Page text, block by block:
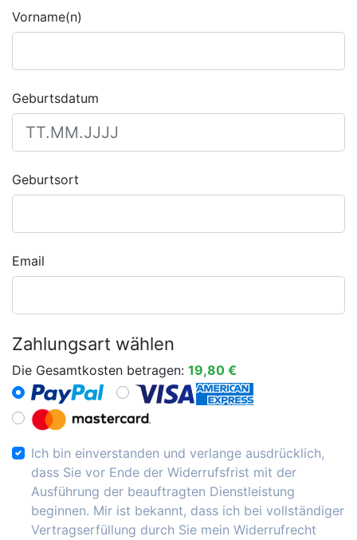
Vorname(n)
Geburtsdatum
Geburtsort
Email
Zahlungsart wählen
Die Gesamtkosten betragen: 19,80 €
Ich bin einverstanden und verlange ausdrücklich,
dass Sie vor Ende der Widerrufsfrist mit der
Ausführung der beauftragten Dienstleistung
beginnen. Mir ist bekannt, dass ich bei vollständiger
Vertragserfüllung durch Sie mein Widerrufrecht